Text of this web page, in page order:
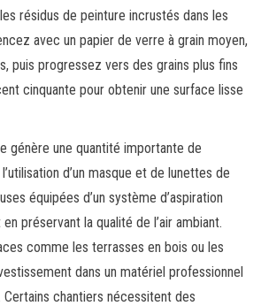
résidus de peinture incrustés dans les
avec un papier de verre à grain moyen,
puis progressez vers des grains plus fins
cinquante pour obtenir une surface lisse
génère une quantité importante de
d’un masque et de lunettes de
équipées d’un système d’aspiration
préservant la qualité de l’air ambiant.
comme les terrasses en bois ou les
dans un matériel professionnel
chantiers nécessitent des